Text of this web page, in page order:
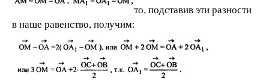
то, подставив эти разности
в наше равенство, получим: